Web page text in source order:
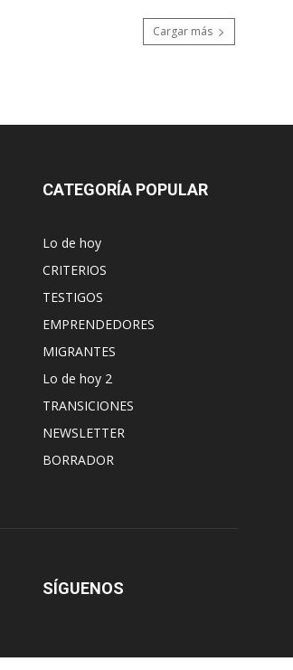
Cargar más
CATEGORÍA POPULAR
Lo de hoy
CRITERIOS
TESTIGOS
EMPRENDEDORES
MIGRANTES
Lo de hoy 2
TRANSICIONES
NEWSLETTER
BORRADOR
SÍGUENOS